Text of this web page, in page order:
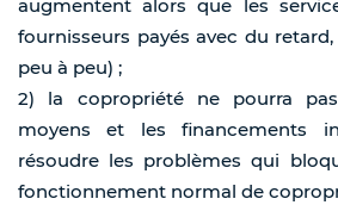
augmentent alors que les
fournisseurs payés avec du
peu à peu) ;
2) la copropriété ne pourra
moyens et les financements
résoudre les problèmes qui
fonctionnement normal de